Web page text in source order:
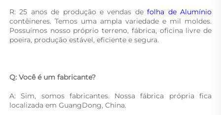
R: 25 anos de produção e vendas de
contêineres. Temos uma ampla variedade e mil moldes.
Possuímos nosso próprio terreno, fábrica, oficina livre de
poeira, produção estável, eficiente e segura.
Q: Você é um fabricante?
A: Sim, somos fabricantes. Nossa fábrica própria fica
localizada em GuangDong, China.